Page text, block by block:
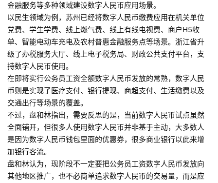
金融服务等多种领域建设数字人民币应用场景。
以民生领域为例，苏州已经将数字人民币缴费应用在机关单位
党费、学生学费、线上燃气费、线上有线电视费、商户H5收
单、智能电动车充电及农村普惠金融服务点等场景。浙江省升
级了办税服务大厅、线上电子税务局、财政公共支付平台，支
持数字人民币使用。
在即将实行公务员工资全额数字人民币发放的常熟，数字人民
币则是实现了医疗支付、银行提现、商超支付、生活缴费以及
交通出行等场景的覆盖。
不过，盘和林指出，需要反思的是，当前数字人民币试点虽然
全面铺开，但很多人使用数字人民币并非基于主动，大多数人
是因为数字人民币钱包里面的优惠券，很多商业银行以此来增
加银行客流。
盘和林认为，现阶段不一定要把公务员工资数字人民币发放向
其他地区推广，也不必简单追求数字人民币的交易量，而是应